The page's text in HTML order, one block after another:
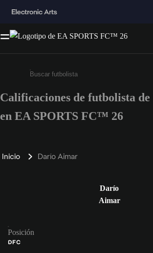
Ingresa un mínimo de 3 caracteres
Calificaciones de futbolista
en EA SPORTS FC™ 26
Inicio Darío Aimar
Darío
Aimar
Posición
DFC